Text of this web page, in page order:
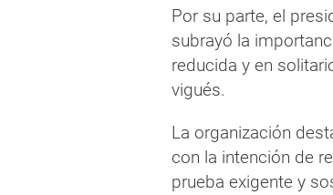
Por su parte, el
subrayó la
reducida y en
vigués.
La organización
con la intención de
prueba exigente y